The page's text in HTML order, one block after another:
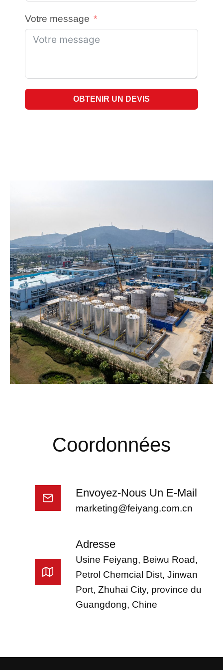
Votre message
OBTENIR UN DEVIS
Coordonnées
Envoyez-Nous Un E-Mail
marketing@feiyang.com.cn
Adresse
Usine Feiyang, Beiwu Road,
Petrol Chemcial Dist, Jinwan
Port, Zhuhai City, province du
Guangdong, Chine
Thai
Portuguese